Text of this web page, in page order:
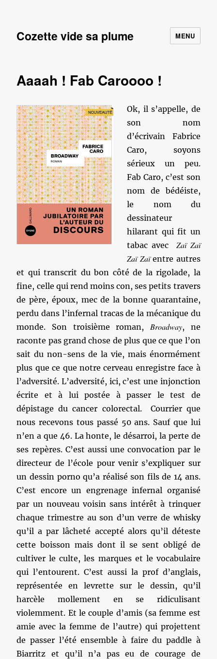
Cozette vide sa plume MENU
Aaaah ! Fab Caroooo !
Ok, il s’appelle, de
son nom
d’écrivain Fabrice
Caro, soyons
sérieux un peu.
Fab Caro, c’est son
nom de bédéiste,
le nom du
dessinateur
hilarant qui fit un
tabac avec Zaï Zaï
Zaï Zaïentre autres
et qui transcrit du bon côté de la rigolade, la
fine, celle qui rend moins con, ses petits travers
de père, époux, mec de la bonne quarantaine,
perdu dans l’infernal tracas de la mécanique du
monde. Son troisième roman, Broadway, ne
raconte pas grand chose de plus que ce que l’on
sait du non-sens de la vie, mais énormément
plus que ce que notre cerveau enregistre face à
l’adversité. L’adversité, ici, c’est une injonction
écrite et à lui postée à passer le test de
dépistage du cancer colorectal. Courrier que
nous recevons tous passé 50 ans. Sauf que lui
n’en a que 46. La honte, le désarroi, la perte de
ses repères. C’est aussi une convocation par le
directeur de l’école pour venir s’expliquer sur
un dessin porno qu’a réalisé son fils de 14 ans.
C’est encore un engrenage infernal organisé
par un nouveau voisin sans intérêt à trinquer
chaque trimestre au son d’un verre de whisky
qu’il a par lâcheté accepté alors qu’il déteste
cette boisson mais dont il se sent obligé de
cultiver le culte, les marques et le vocabulaire
qui l’entourent. C’est aussi la prof d’anglais,
représentée en levrette sur le dessin, qu’il
harcèle mollement en se ridiculisant
violemment. Et le couple d’amis (sa femme est
amie avec la femme de l’autre) qui projettent
de passer l’été ensemble à faire du paddle à
Biarritz et qu’il n’a pas eu de courage de